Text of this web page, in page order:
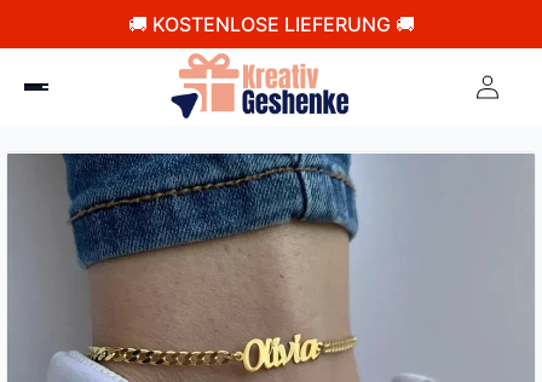
🚚 KOSTENLOSE LIEFERUNG 🚚